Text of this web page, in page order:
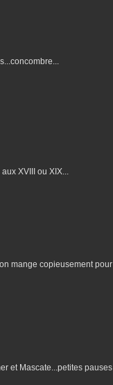
XVIII ou XIX...
mange copieusement pour
et Mascate...petites pauses